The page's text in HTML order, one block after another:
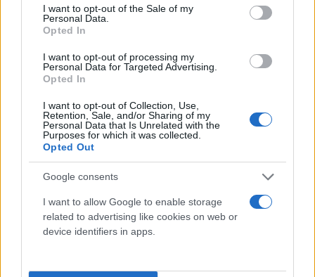
consent section.
I want to opt-out of the Sale of my
Personal Data.
Opted In
I want to opt-out of processing my
Personal Data for Targeted Advertising.
Opted In
I want to opt-out of Collection, Use,
Retention, Sale, and/or Sharing of my
Personal Data that Is Unrelated with the
Purposes for which it was collected.
Opted Out
Google consents
I want to allow Google to enable storage
related to advertising like cookies on web or
device identifiers in apps.
(Τσέχωφ), «Ερρίκος Δ’» (Πιραντέλο), «Ο
Ανθρωπάκος» (Δημήτρης Χορν), «Το Αβγό»
(Φελισιέν Μαρσώ), «Σλουθ» (Άντονι Σάφφερ), κ.α
θέατρο με τον «Αρχιμάστορα Σόλνε» του Ερρίκου
Ίψεν, με πρωταγωνίστρια τη νεαρή και γοητευτική
Δέσποινα Γερουλάνου.
Το 1993 πραγματοποιεί την τελευταία του
εμφάνιση στη σκηνή του Μεγάρου Μουσικής
Αθηνών, διαβάζοντας το μουσικό παραμύθι «Ο